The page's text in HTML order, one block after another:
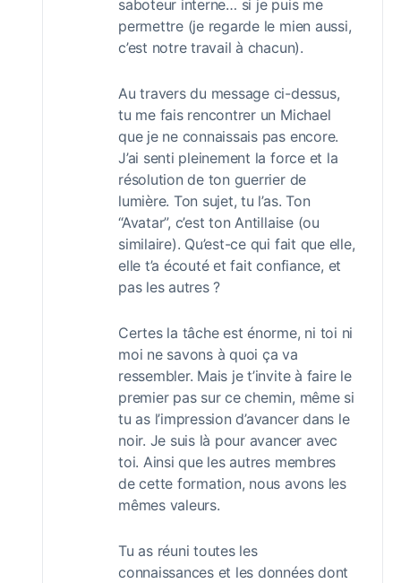
saboteur interne… si je puis me
permettre (je regarde le mien aussi,
c’est notre travail à chacun).
Au travers du message ci-dessus,
tu me fais rencontrer un Michael
que je ne connaissais pas encore.
J’ai senti pleinement la force et la
résolution de ton guerrier de
lumière. Ton sujet, tu l’as. Ton
“Avatar”, c’est ton Antillaise (ou
similaire). Qu’est-ce qui fait que elle,
elle t’a écouté et fait confiance, et
pas les autres ?
Certes la tâche est énorme, ni toi ni
moi ne savons à quoi ça va
ressembler. Mais je t’invite à faire le
premier pas sur ce chemin, même si
tu as l’impression d’avancer dans le
noir. Je suis là pour avancer avec
toi. Ainsi que les autres membres
de cette formation, nous avons les
mêmes valeurs.
Tu as réuni toutes les
connaissances et les données dont